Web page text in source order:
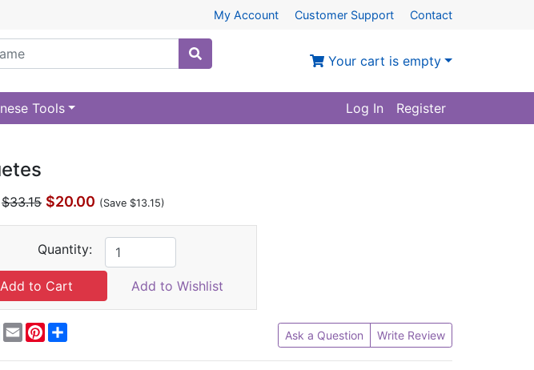
My Account Customer Support Contact
Your cart is empty
Tools Log In Register
$33.15 $20.00 (Save $13.15)
Quantity:
Add to Wishlist
Twitter
EmailPinterest Ask a Question Write Review